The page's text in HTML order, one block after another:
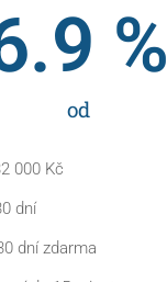
od
%
000 Kč
dní
dní zdarma